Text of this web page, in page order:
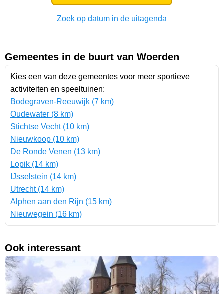
Zoek op datum in de uitagenda
Gemeentes in de buurt van Woerden
Kies een van deze gemeentes voor meer sportieve
activiteiten en speeltuinen:
Bodegraven-Reeuwijk (7 km)
Oudewater (8 km)
Stichtse Vecht (10 km)
Nieuwkoop (10 km)
De Ronde Venen (13 km)
Lopik (14 km)
IJsselstein (14 km)
Utrecht (14 km)
Alphen aan den Rijn (15 km)
Nieuwegein (16 km)
Ook interessant